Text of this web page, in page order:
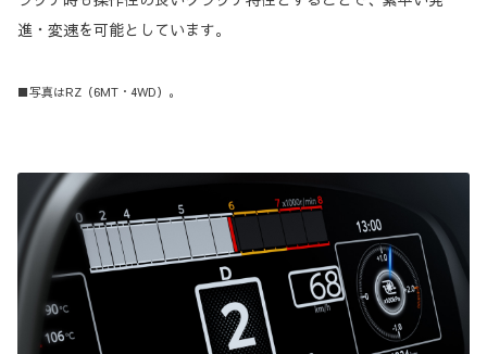
進・変速を可能としています。
■写真はRZ（6MT・4WD）。